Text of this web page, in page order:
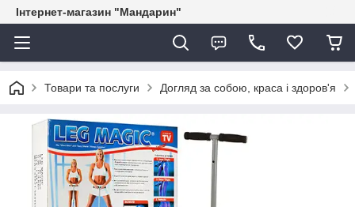
Інтернет-магазин "Мандарин"
Товари та послуги Догляд за собою, краса і здоров'я